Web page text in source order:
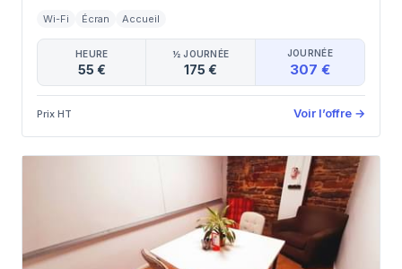
Wi-Fi Écran Accueil
HEURE
55 €
½ JOURNÉE
175 €
JOURNÉE
307 €
Prix HT Voir l’offre →